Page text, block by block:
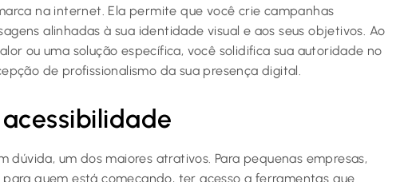
na internet. Ela permite que você crie campanhas
alinhadas à sua identidade visual e aos seus objetivos. Ao
ou uma solução específica, você solidifica sua autoridade no
de profissionalismo da sua presença digital.
dúvida, um dos maiores atrativos. Para pequenas empresas,
quem está começando, ter acesso a ferramentas que